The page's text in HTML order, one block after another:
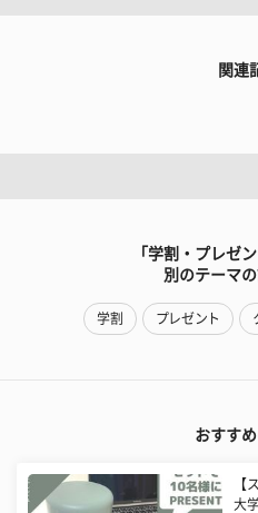
関連
「学割・プレゼ
別のテーマ
学割 プレゼント
おすす
【
大